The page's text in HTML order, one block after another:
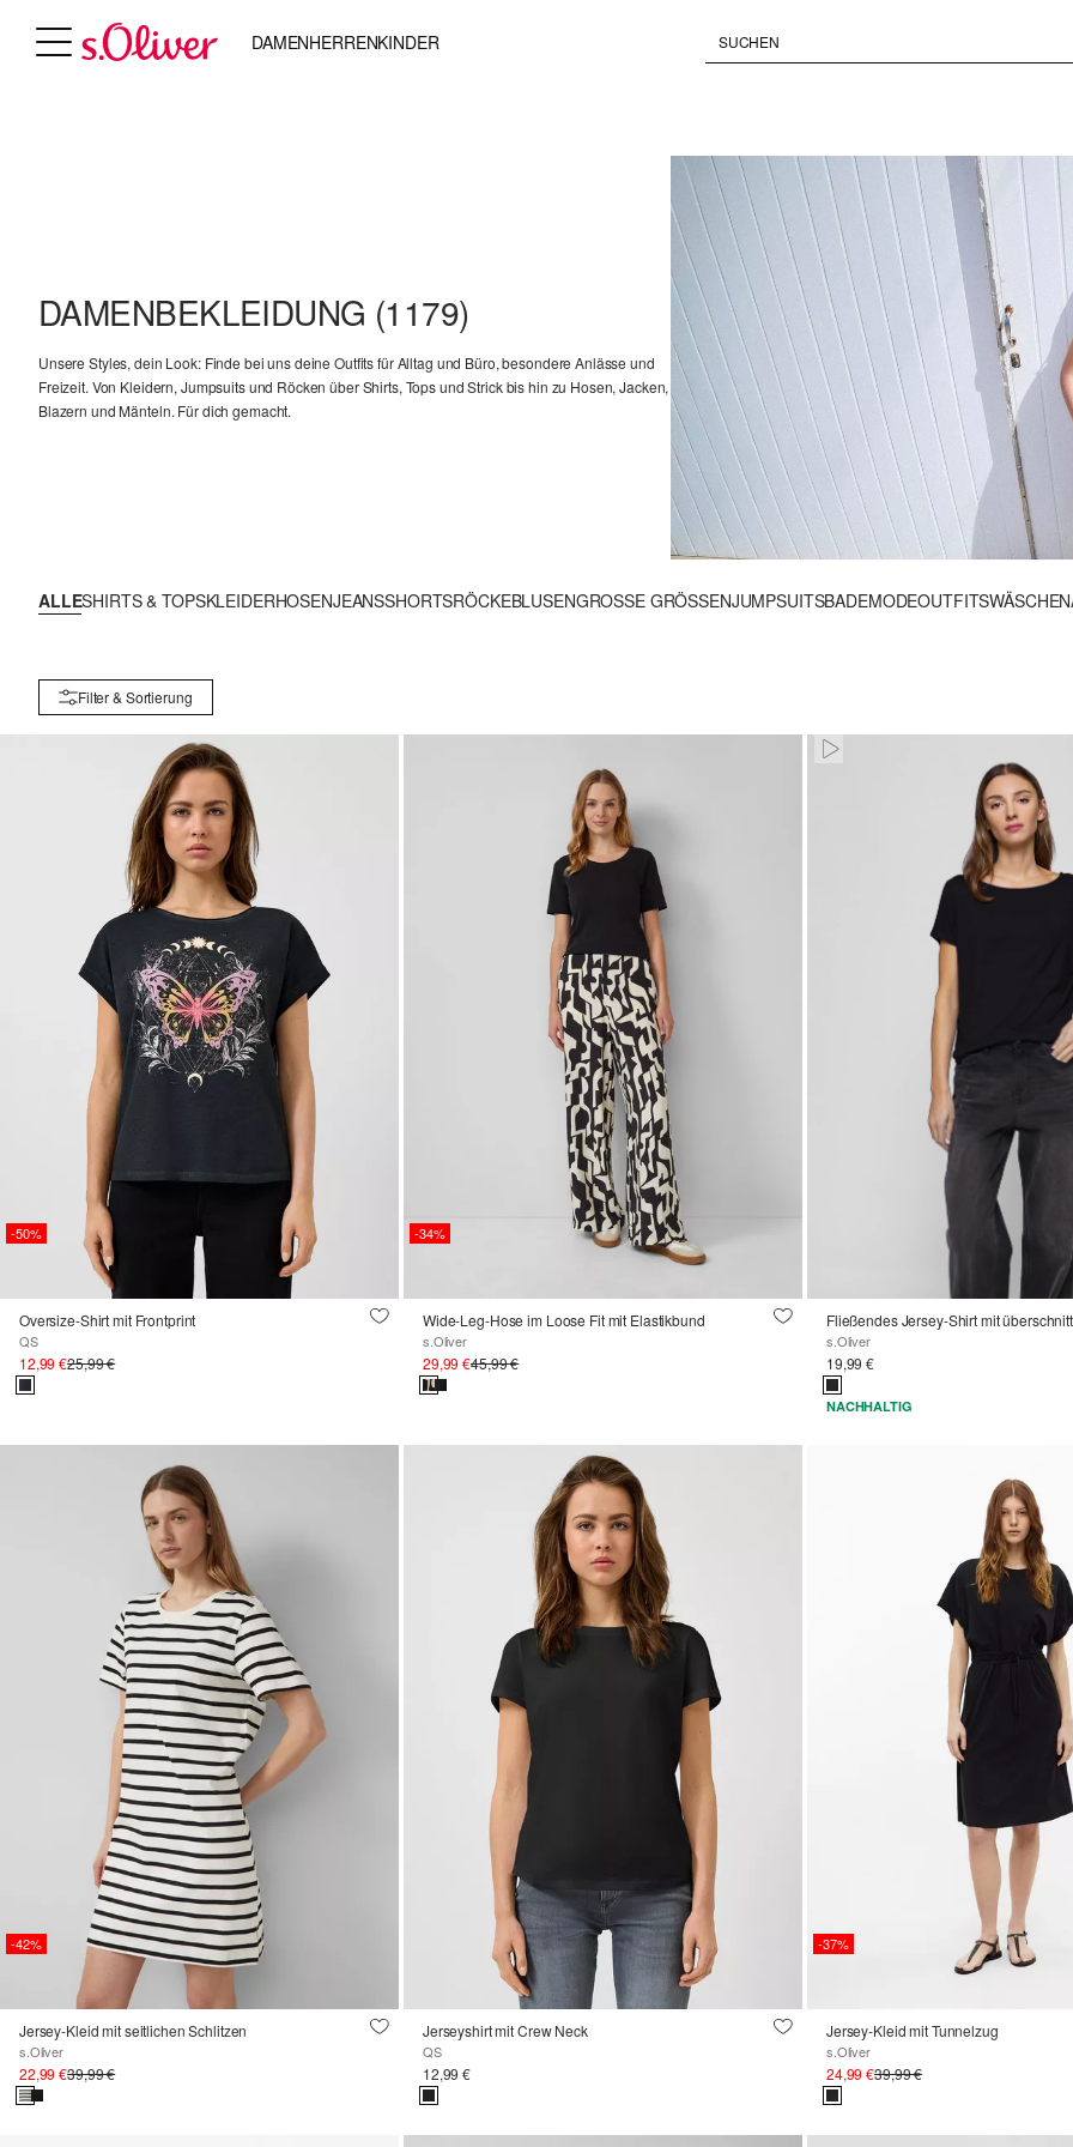
DAMENHERRENKINDER
DAMENBEKLEIDUNG (1179)
Unsere Styles, dein Look: Finde bei uns deine Outfits für Alltag und Büro, besondere Anlässe und
Freizeit. Von Kleidern, Jumpsuits und Röcken über Shirts, Tops und Strick bis hin zu Hosen, Jacken,
Blazern und Mänteln. Für dich gemacht.
ALLESHIRTS & TOPSKLEIDERHOSENJEANSSHORTSRÖCKEBLUSENGROSSE GRÖSSEN JUMPSUITSBADEMODEOUTFITSWÄSCHE
Filter & Sortierung
-50%
Oversize-Shirt mit Frontprint
QS
12,99 €25,99 €
-34%
Wide-Leg-Hose im Loose Fit mit Elastikbund
s.Oliver
29,99 €45,99 €
Pausiert • Stumm
Fließendes Jersey-Shirt mit
s.Oliver
19,99 €
NACHHALTIG
-42%
Jersey-Kleid mit seitlichen Schlitzen
s.Oliver
22,99 €39,99 €
Jerseyshirt mit Crew Neck
QS
12,99 €
-37%
Jersey-Kleid mit Tunnelzug
s.Oliver
24,99 €39,99 €